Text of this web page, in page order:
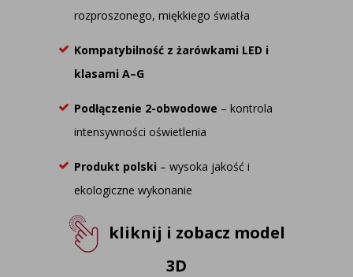
rozproszonego, miękkiego światła
Kompatybilność z żarówkami LED i
klasami A–G
Podłączenie 2-obwodowe – kontrola
intensywności oświetlenia
Produkt polski – wysoka jakość i
ekologiczne wykonanie
kliknij i zobacz model
3D